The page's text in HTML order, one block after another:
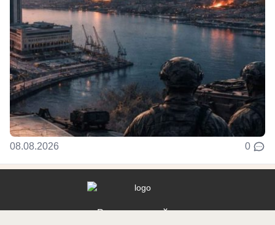
08.08.2026 0
Реклама на сайте